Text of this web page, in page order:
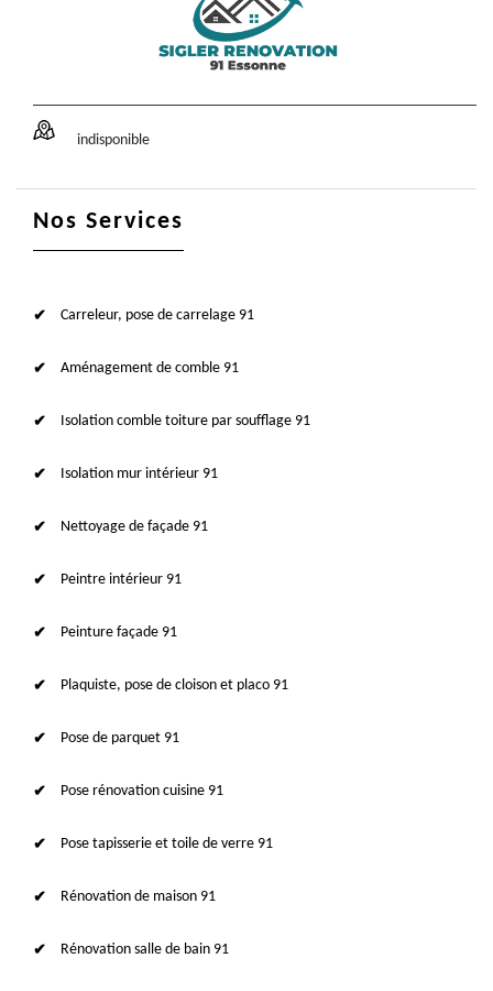
indisponible
Nos Services
Carreleur, pose de carrelage 91
Aménagement de comble 91
Isolation comble toiture par soufflage 91
Isolation mur intérieur 91
Nettoyage de façade 91
Peintre intérieur 91
Peinture façade 91
Plaquiste, pose de cloison et placo 91
Pose de parquet 91
Pose rénovation cuisine 91
Pose tapisserie et toile de verre 91
Rénovation de maison 91
Rénovation salle de bain 91